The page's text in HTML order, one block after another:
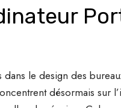
le design des
désormais sur